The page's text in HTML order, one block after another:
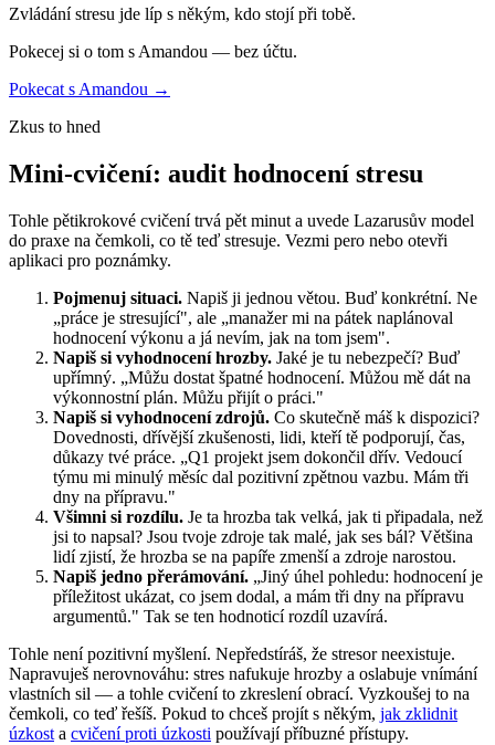
Zvládání stresu jde líp s někým, kdo stojí při tobě.
Pokecej si o tom s Amandou — bez účtu.
Pokecat s Amandou →
Zkus to hned
Mini-cvičení: audit hodnocení stresu
Tohle pětikrokové cvičení trvá pět minut a uvede Lazarusův model
do praxe na čemkoli, co tě teď stresuje. Vezmi pero nebo otevři
aplikaci pro poznámky.
Pojmenuj situaci. Napiš ji jednou větou. Buď konkrétní. Ne
„práce je stresující", ale „manažer mi na pátek naplánoval
hodnocení výkonu a já nevím, jak na tom jsem".
Napiš si vyhodnocení hrozby. Jaké je tu nebezpečí? Buď
upřímný. „Můžu dostat špatné hodnocení. Můžou mě dát na
výkonnostní plán. Můžu přijít o práci."
Napiš si vyhodnocení zdrojů. Co skutečně máš k dispozici?
Dovednosti, dřívější zkušenosti, lidi, kteří tě podporují, čas,
důkazy tvé práce. „Q1 projekt jsem dokončil dřív. Vedoucí
týmu mi minulý měsíc dal pozitivní zpětnou vazbu. Mám tři
dny na přípravu."
Všimni si rozdílu. Je ta hrozba tak velká, jak ti připadala, než
jsi to napsal? Jsou tvoje zdroje tak malé, jak ses bál? Většina
lidí zjistí, že hrozba se na papíře zmenší a zdroje narostou.
Napiš jedno přerámování. „Jiný úhel pohledu: hodnocení je
příležitost ukázat, co jsem dodal, a mám tři dny na přípravu
argumentů." Tak se ten hodnoticí rozdíl uzavírá.
Tohle není pozitivní myšlení. Nepředstíráš, že stresor neexistuje.
Napravuješ nerovnováhu: stres nafukuje hrozby a oslabuje vnímání
vlastních sil — a tohle cvičení to zkreslení obrací. Vyzkoušej to na
čemkoli, co teď řešíš. Pokud to chceš projít s někým, jak zklidnit
úzkost a cvičení proti úzkosti používají příbuzné přístupy.